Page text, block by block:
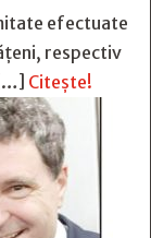
efectuate
respectiv
Citește!